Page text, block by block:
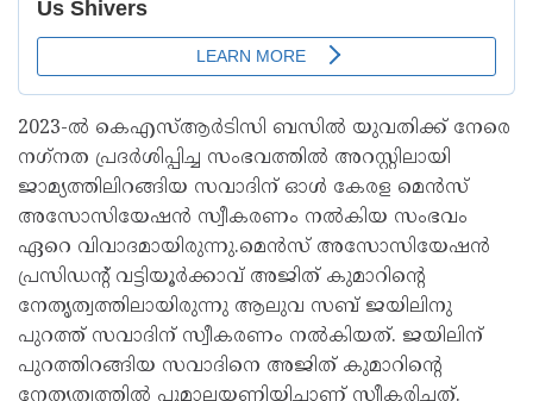
2023-ല്‍ കെഎസ്ആര്‍ടിസി ബസില്‍ യുവതിക്ക് നേരെ
നഗ്‌നത പ്രദര്‍ശിപ്പിച്ച സംഭവത്തില്‍ അറസ്റ്റിലായി
ജാമ്യത്തിലിറങ്ങിയ സവാദിന് ഓള്‍ കേരള മെന്‍സ്
അസോസിയേഷന്‍ സ്വീകരണം നല്‍കിയ സംഭവം
ഏറെ വിവാദമായിരുന്നു.മെന്‍സ് അസോസിയേഷന്‍
പ്രസിഡന്റ് വട്ടിയൂര്‍ക്കാവ് അജിത് കുമാറിന്റെ
നേതൃത്വത്തിലായിരുന്നു ആലുവ സബ് ജയിലിനു
പുറത്ത് സവാദിന് സ്വീകരണം നല്‍കിയത്. ജയിലിന്
പുറത്തിറങ്ങിയ സവാദിനെ അജിത് കുമാറിന്റെ